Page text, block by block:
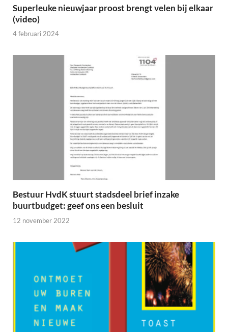
Superleuke nieuwjaar proost brengt velen bij elkaar
(video)
4 februari 2024
Bestuur HvdK stuurt stadsdeel brief inzake
buurtbudget: geef ons een besluit
12 november 2022